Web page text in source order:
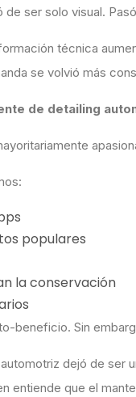
de ser solo visual.
técnica
se volvió más
de detailing
populares
la conservación
beneficio. Sin
dejó de ser
entiende que el